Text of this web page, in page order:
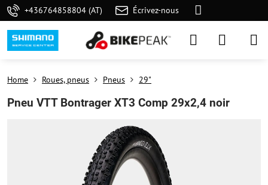
+436764858804 (AT) Écrivez-nous
Home Roues, pneus Pneus 29"
Pneu VTT Bontrager XT3 Comp 29x2,4 noir